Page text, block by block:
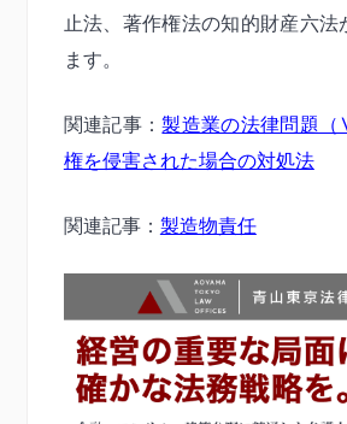
止法、著作権法の知的財産六法
ます。
関連記事：製造業の法律問題
権を侵害された場合の対処法
関連記事： 製造物責任